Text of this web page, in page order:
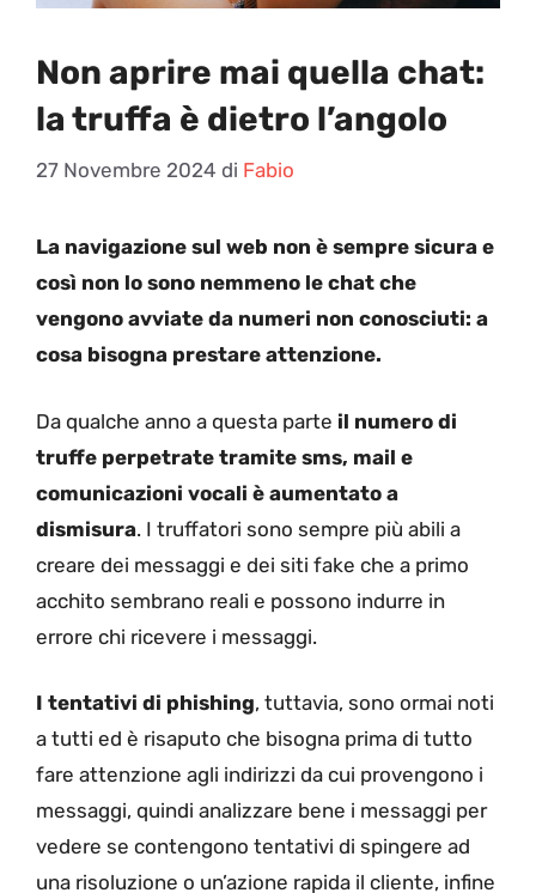
Non aprire mai quella chat:
la truffa è dietro l’angolo
27 Novembre 2024 di Fabio
La navigazione sul web non è sempre sicura e
così non lo sono nemmeno le chat che
vengono avviate da numeri non conosciuti: a
cosa bisogna prestare attenzione.
Da qualche anno a questa parte il numero di
truffe perpetrate tramite sms, mail e
comunicazioni vocali è aumentato a
dismisura. I truffatori sono sempre più abili a
creare dei messaggi e dei siti fake che a primo
acchito sembrano reali e possono indurre in
errore chi ricevere i messaggi.
I tentativi di phishing, tuttavia, sono ormai noti
a tutti ed è risaputo che bisogna prima di tutto
fare attenzione agli indirizzi da cui provengono i
messaggi, quindi analizzare bene i messaggi per
vedere se contengono tentativi di spingere ad
una risoluzione o un’azione rapida il cliente, infine